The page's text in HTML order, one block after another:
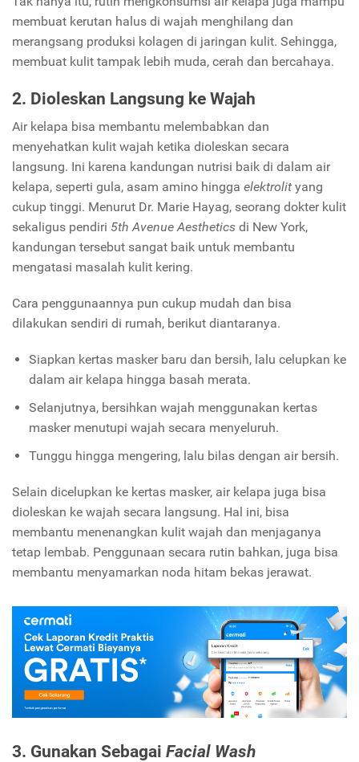
membuat kerutan halus di wajah menghilang dan
merangsang produksi kolagen di jaringan kulit. Sehingga,
membuat kulit tampak lebih muda, cerah dan bercahaya.
2. Dioleskan Langsung ke Wajah
Air kelapa bisa membantu melembabkan dan
menyehatkan kulit wajah ketika dioleskan secara
langsung. Ini karena kandungan nutrisi baik di dalam air
kelapa, seperti gula, asam amino hingga elektrolit yang
cukup tinggi. Menurut Dr. Marie Hayag, seorang dokter kulit
sekaligus pendiri 5th Avenue Aesthetics di New York,
kandungan tersebut sangat baik untuk membantu
mengatasi masalah kulit kering.
Cara penggunaannya pun cukup mudah dan bisa
dilakukan sendiri di rumah, berikut diantaranya.
Siapkan kertas masker baru dan bersih, lalu celupkan ke
dalam air kelapa hingga basah merata.
Selanjutnya, bersihkan wajah menggunakan kertas
masker menutupi wajah secara menyeluruh.
Tunggu hingga mengering, lalu bilas dengan air bersih.
Selain dicelupkan ke kertas masker, air kelapa juga bisa
dioleskan ke wajah secara langsung. Hal ini, bisa
membantu menenangkan kulit wajah dan menjaganya
tetap lembab. Penggunaan secara rutin bahkan, juga bisa
membantu menyamarkan noda hitam bekas jerawat.
3. Gunakan Sebagai Facial Wash